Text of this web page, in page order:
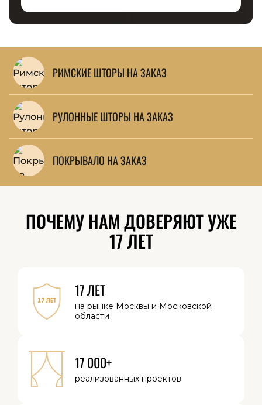
РИМСКИЕ ШТОРЫ НА ЗАКАЗ
РУЛОННЫЕ ШТОРЫ НА ЗАКАЗ
ПОКРЫВАЛО НА ЗАКАЗ
ПОЧЕМУ НАМ ДОВЕРЯЮТ УЖЕ
17 ЛЕТ
17 ЛЕТ
на рынке Москвы и Московской
области
17 000+
реализованных проектов